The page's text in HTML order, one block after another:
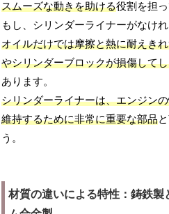
スムーズな動きを助ける役割を担っ
もし、シリンダーライナーがなけ
オイルだけでは摩擦と熱に耐えき
やシリンダーブロックが損傷して
あります。
シリンダーライナーは、エンジン
維持するために非常に重要な部品
う。
材質の違いによる特性：鋳鉄製